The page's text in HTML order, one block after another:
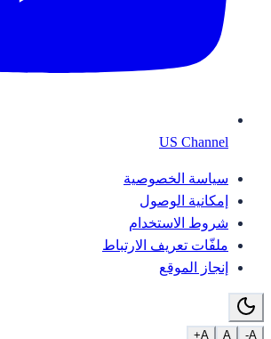
US Channel
سياسة الخصوصية
إمكانية الوصول
شروط الاستخدام
ملفّات تعريف الارتباط
إنجاز الموقع
A-
A
A+